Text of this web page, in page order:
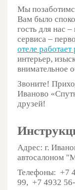
Мы
Вам было
гость для нас
сервиса –
отеле работает
интерьер,
внимательное
Звоните!
Иваново
друзей!
Адрес: г.
автосалоном
Телефоны: +7
99, +7 4932